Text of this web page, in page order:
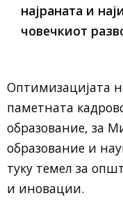
најраната и
човечкиот
Оптимизацијата
паметната
образование, за
образование и
туку темел за
и иновации.